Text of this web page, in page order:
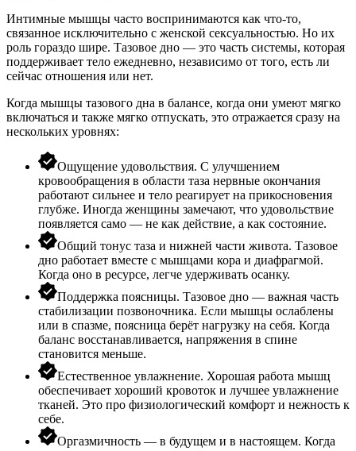
Интимные мышцы часто воспринимаются как что-то,
связанное исключительно с женской сексуальностью. Но их
роль гораздо шире. Тазовое дно — это часть системы, которая
поддерживает тело ежедневно, независимо от того, есть ли
сейчас отношения или нет.
Когда мышцы тазового дна в балансе, когда они умеют мягко
включаться и также мягко отпускать, это отражается сразу на
нескольких уровнях:
Ощущение удовольствия. С улучшением
кровообращения в области таза нервные окончания
работают сильнее и тело реагирует на прикосновения
глубже. Иногда женщины замечают, что удовольствие
появляется само — не как действие, а как состояние.
Общий тонус таза и нижней части живота. Тазовое
дно работает вместе с мышцами кора и диафрагмой.
Когда оно в ресурсе, легче удерживать осанку.
Поддержка поясницы. Тазовое дно — важная часть
стабилизации позвоночника. Если мышцы ослаблены
или в спазме, поясница берёт нагрузку на себя. Когда
баланс восстанавливается, напряжения в спине
становится меньше.
Естественное увлажнение. Хорошая работа мышц
обеспечивает хороший кровоток и лучшее увлажнение
тканей. Это про физиологический комфорт и нежность к
себе.
Оргазмичность — в будущем и в настоящем. Когда